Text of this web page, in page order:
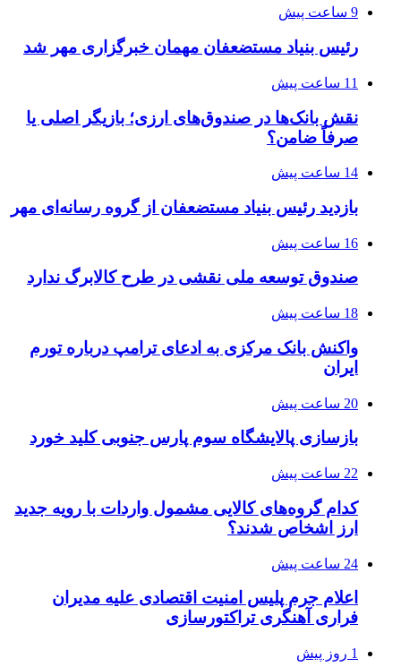
9 ساعت پیش
رئیس بنیاد مستضعفان مهمان خبرگزاری مهر شد
11 ساعت پیش
نقش بانک‌ها در صندوق‌های ارزی؛ بازیگر اصلی یا
صرفاً ضامن؟
14 ساعت پیش
بازدید رئیس بنیاد مستضعفان از گروه رسانه‌ای مهر
16 ساعت پیش
صندوق توسعه ملی نقشی در طرح کالابرگ ندارد
18 ساعت پیش
واکنش بانک مرکزی به ادعای ترامپ درباره تورم
ایران
20 ساعت پیش
بازسازی پالایشگاه سوم پارس جنوبی کلید خورد
22 ساعت پیش
کدام گروه‌های کالایی مشمول واردات با رویه جدید
ارز اشخاص شدند؟
24 ساعت پیش
اعلام جرم پلیس امنیت اقتصادی علیه مدیران
فراری آهنگری تراکتورسازی
1 روز پیش